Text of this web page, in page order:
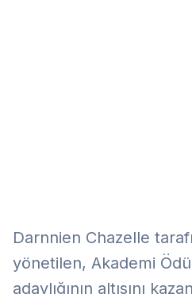
Darnnien Chazelle
yönetilen, Akademi
adaylığının altısını